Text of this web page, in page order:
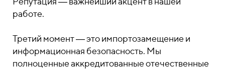
работе.
Третий момент ― это импортозамещение и
информационная безопасность. Мы
полноценные аккредитованные отечественные